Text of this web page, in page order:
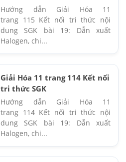
Hướng dẫn Giải Hóa 11
trang 115 Kết nối tri thức nội
dung SGK bài 19: Dẫn xuất
Halogen, chi...
Giải Hóa 11 trang 114 Kết nối
tri thức SGK
Hướng dẫn Giải Hóa 11
trang 114 Kết nối tri thức nội
dung SGK bài 19: Dẫn xuất
Halogen, chi...